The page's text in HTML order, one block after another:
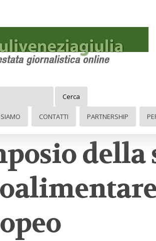
Cerca
CONTATTI PARTNERSHIP
10-11
della